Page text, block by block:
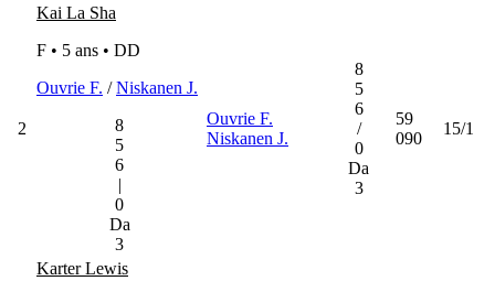
2
Kai La Sha
F • 5 ans • DD
Ouvrie F. /Niskanen J.
8
5
6
|
0
Da
3
Ouvrie F.
Niskanen J.
8
5
6
/
0
Da
3
59
090
15/1
Karter Lewis